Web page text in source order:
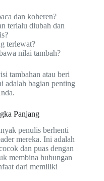
dan koheren?
terlalu diubah dan
terlewat?
nilai tambah?
tambahan atau beri
adalah bagian penting
Panjang
penulis berhenti
mereka. Ini adalah
dan puas dengan
membina hubungan
dari memiliki